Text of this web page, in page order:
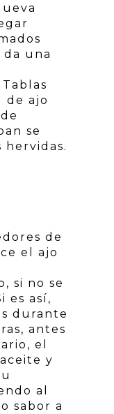
una
de ajo
se
hervidas.
de
el ajo
si no se
es así,
durante
antes
el
y
al
sabor a